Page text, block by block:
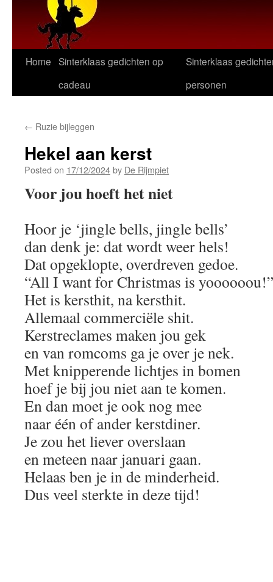
Home Sinterklaas gedichten op
cadeau
Sinterklaas
personen
← Ruzie bijleggen
Hekel aan kerst
Posted on 17/12/2024by De Rijmpiet
Voor jou hoeft het niet
Hoor je ‘jingle bells, jingle bells’
dan denk je: dat wordt weer hels!
Dat opgeklopte, overdreven gedoe.
“All I want for Christmas is yoooooou!”
Het is kersthit, na kersthit.
Allemaal commerciële shit.
Kerstreclames maken jou gek
en van romcoms ga je over je nek.
Met knipperende lichtjes in bomen
hoef je bij jou niet aan te komen.
En dan moet je ook nog mee
naar één of ander kerstdiner.
Je zou het liever overslaan
en meteen naar januari gaan.
Helaas ben je in de minderheid.
Dus veel sterkte in deze tijd!